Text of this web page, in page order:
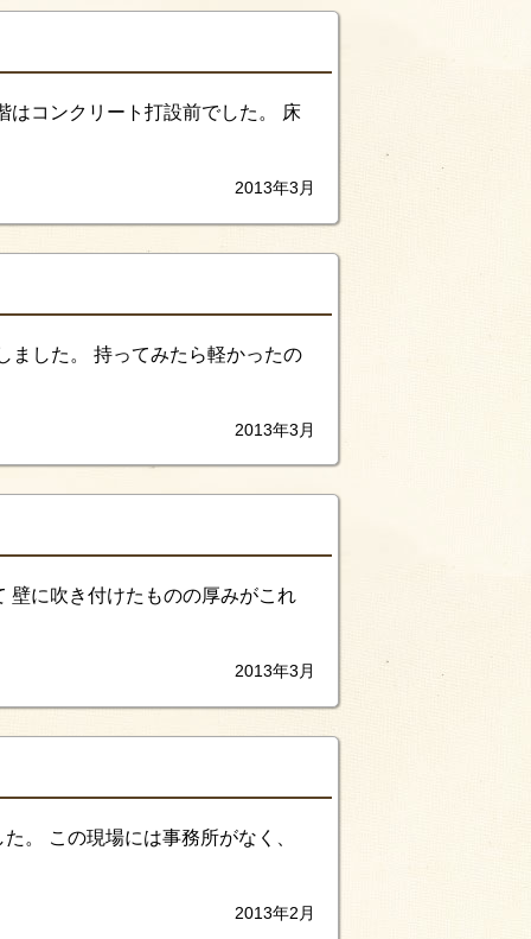
はコンクリート打設前でした。 床
2013年3月
ました。 持ってみたら軽かったの
2013年3月
壁に吹き付けたものの厚みがこれ
2013年3月
。 この現場には事務所がなく、
2013年2月